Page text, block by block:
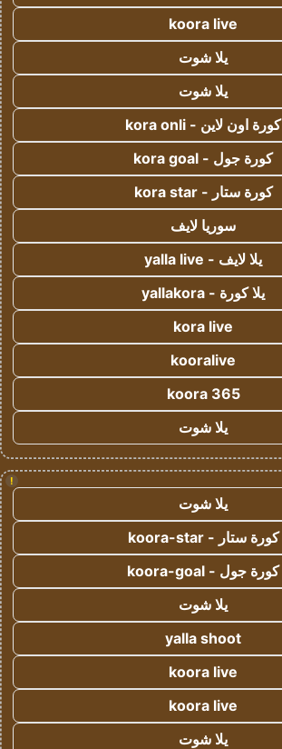
koora live
يلا شوت
يلا شوت
كورة اون لاين - kora onli
كورة جول - kora goal
كورة ستار - kora star
سوريا لايف
يلا لايف - yalla live
يلا كورة - yallakora
kora live
kooralive
koora 365
يلا شوت
!
يلا شوت
كورة ستار - koora-star
كورة جول - koora-goal
يلا شوت
yalla shoot
koora live
koora live
يلا شوت